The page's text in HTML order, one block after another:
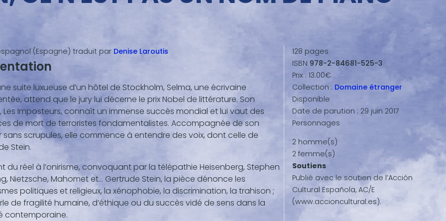
(Espagne) traduit par Denise Laroutis
suite luxueuse d’un hôtel de Stockholm, Selma, une écrivaine
attend que le jury lui décerne le prix Nobel de littérature. Son
Les Imposteurs, connaît un immense succès mondial et lui vaut des
de mort de terroristes fondamentalistes. Accompagnée de son
sans scrupules, elle commence à entendre des voix, dont celle de
Stein.
du réel à l’onirisme, convoquant par la télépathie Heisenberg, Stephen
Nietzsche, Mahomet et… Gertrude Stein, la pièce dénonce les
politiques et religieux, la xénophobie, la discrimination, la trahison ;
de fragilité humaine, d’éthique ou du succès vidé de sens dans la
contemporaine.
128 pages
ISBN 978-2-84681-525-3
Prix : 13.00€
Collection : Domaine étranger
Disponible
Date de parution : 29 juin 2017
Personnages
2 homme(s)
2 femme(s)
Soutiens
Publié avec le soutien de l’Acción
Cultural Española, AC/E
(www.accioncultural.es).